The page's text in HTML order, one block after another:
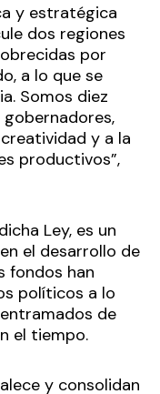
y estratégica
dos regiones
por
a lo que se
Somos diez
y a la
productivos”,
Ley, es un
el desarrollo de
fondos han
políticos a lo
de
el tiempo.
y consolidan